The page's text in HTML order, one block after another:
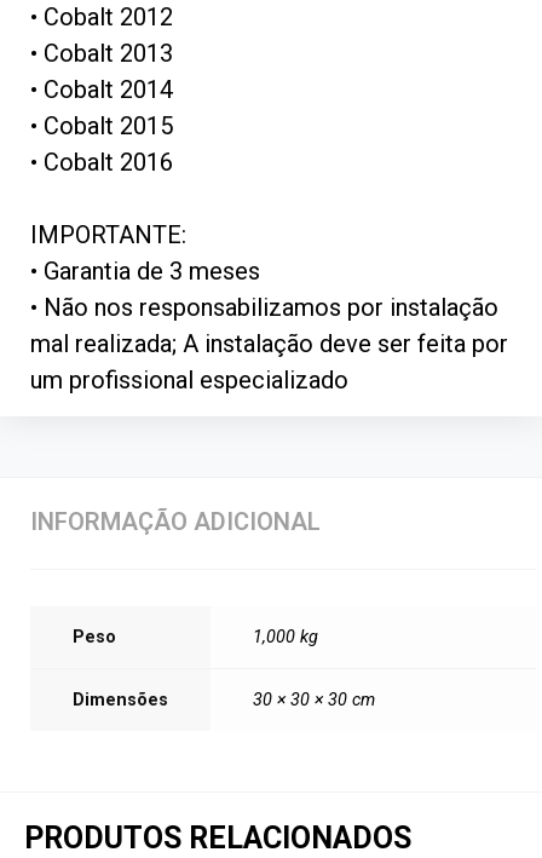
• Cobalt 2012
• Cobalt 2013
• Cobalt 2014
• Cobalt 2015
• Cobalt 2016
IMPORTANTE:
• Garantia de 3 meses
• Não nos responsabilizamos por instalação
mal realizada; A instalação deve ser feita por
um profissional especializado
INFORMAÇÃO ADICIONAL
Peso 1,000 kg
Dimensões 30 × 30 × 30 cm
PRODUTOS RELACIONADOS